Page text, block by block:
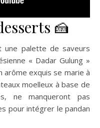
🍰
une palette de saveurs
« Dadar Gulung »
arôme exquis se marie à
moelleux à base de
ne manqueront pas
pour intégrer le pandan